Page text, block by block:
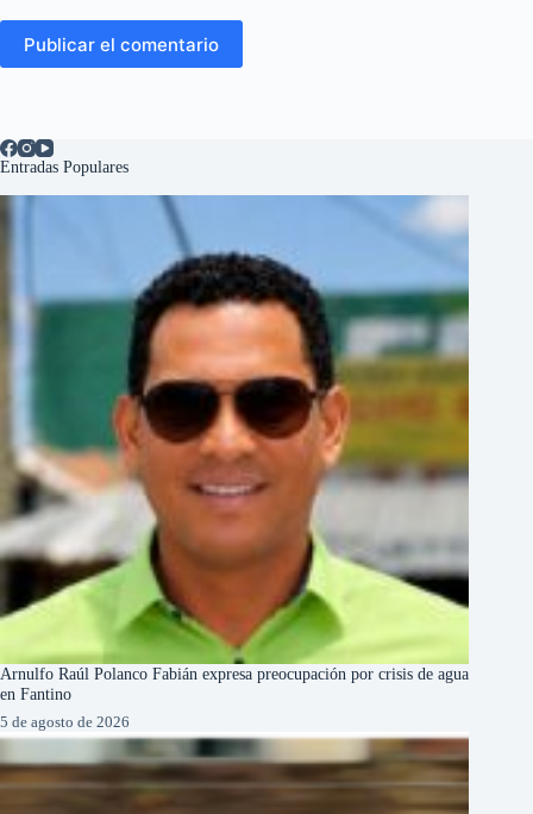
Publicar el comentario
Entradas Populares
Arnulfo Raúl Polanco Fabián expresa preocupación por crisis de agua
en Fantino
5 de agosto de 2026